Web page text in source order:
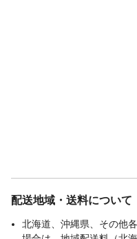
配送地域・送料について
北海道、沖縄県、その他